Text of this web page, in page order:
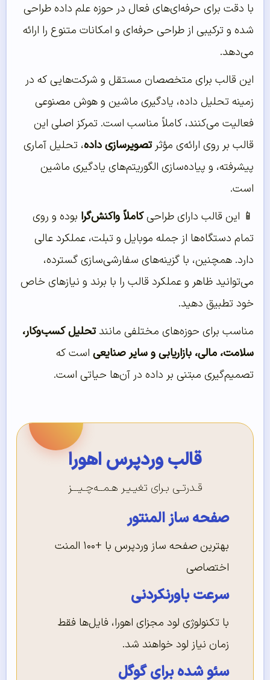
با دقت برای حرفه‌ای‌های فعال در حوزه علم داده طراحی
شده و ترکیبی از طراحی حرفه‌ای و امکانات متنوع را ارائه
می‌دهد.
این قالب برای متخصصان مستقل و شرکت‌هایی که در
زمینه تحلیل داده، یادگیری ماشین و هوش مصنوعی
فعالیت می‌کنند، کاملاً مناسب است. تمرکز اصلی این
قالب بر روی ارائه‌ی مؤثرتصویرسازی داده، تحلیل آماری
پیشرفته، و پیاده‌سازی الگوریتم‌های یادگیری ماشین
است.
📱 این قالب دارای طراحیکاملاً واکنش‌گرا بوده و روی
تمام دستگاه‌ها از جمله موبایل و تبلت، عملکرد عالی
دارد. همچنین، با گزینه‌های سفارشی‌سازی گسترده،
می‌توانید ظاهر و عملکرد قالب را با برند و نیازهای خاص
خود تطبیق دهید.
مناسب برای حوزه‌های مختلفی مانندتحلیل کسب‌وکار،
سلامت، مالی، بازاریابی و سایر صنایعی است که
تصمیم‌گیری مبتنی بر داده در آن‌ها حیاتی است.
قالب وردپرس اهورا
قـدرتـی بـرای تغیـیـر هـمــه‌چـیـــز
صفحه ساز المنتور
بهترین صفحه ساز وردپرس با +۱۰۰ المنت
اختصاصی
سرعت باورنکردنی
با تکنولوژی لود مجزای اهورا، فایل‌ها فقط
زمان نیاز لود خواهند شد.
سئو شده برای گوگل